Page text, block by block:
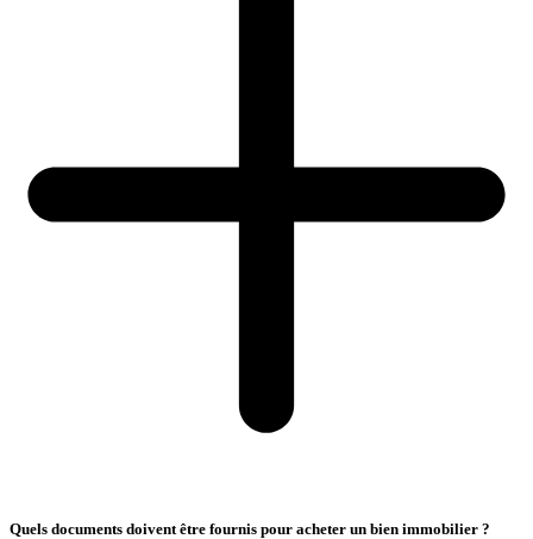
Quels documents doivent être fournis pour acheter un bien immobilier ?